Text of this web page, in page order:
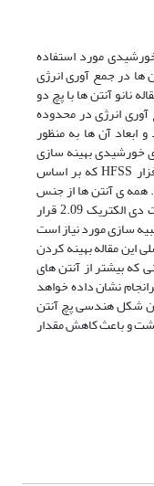
مورد استفاده
ها در جمع آوری انرژی
نانو آنتن ها با پچ دو
آوری انرژی در محدوده
ابعاد آن ها به منظور
خورشیدی بهینه سازی
می شود. برای شبیه سازی آنتن ها از نرم افزار HFSS که بر اساس
ی آنتن ها از جنس
طلا انتخاب شده اند که بر روی زیرلایه با ثابت دی الکتریک 2.09 قرار
سازی مورد نیاز است
مقاله بهینه کردن
که بیشتر از آنتن های
نشان داده خواهد
شکل هندسی پچ آنتن
و باعث کاهش مقدار